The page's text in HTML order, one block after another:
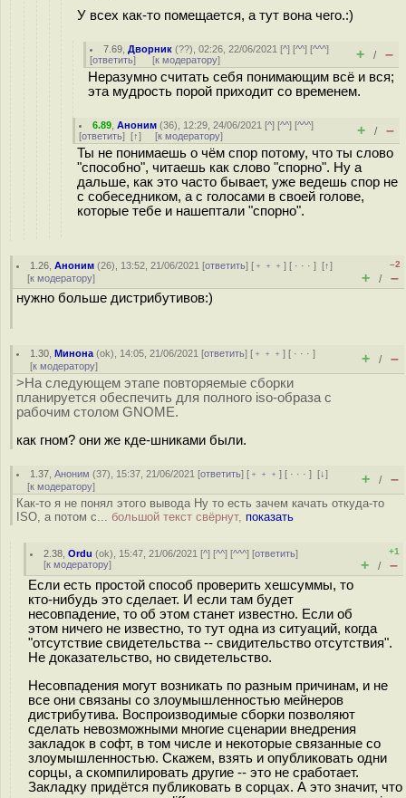
У всех как-то помещается, а тут вона чего.:)
7.69 ,Дворник (??), 02:26, 22/06/2021 [^] [^^] [^^^]
[ответить] [к модератору] + / –
Неразумно считать себя понимающим всё и вся;
эта мудрость порой приходит со временем.
6.89 ,Аноним (36), 12:29, 24/06/2021 [^] [^^] [^^^]
[ответить] [↑] [к модератору] + / –
Ты не понимаешь о чём спор потому, что ты слово
"способно", читаешь как слово "спорно". Ну а
дальше, как это часто бывает, уже ведешь спор не
с собеседником, а с голосами в своей голове,
которые тебе и нашептали "спорно".
1.26 ,Аноним (26), 13:52, 21/06/2021 [ответить] [ ﹢﹢﹢] [ · · ·][↑]
[к модератору]
–2
+ / –
нужно больше дистрибутивов:)
1.30 ,Минона (ok), 14:05, 21/06/2021 [ответить] [ ﹢﹢﹢] [ · · ·]
[к модератору] + / –
>На следующем этапе повторяемые сборки
планируется обеспечить для полного iso-образа с
рабочим столом GNOME.
как гном? они же кде-шниками были.
1.37 ,Аноним (37), 15:37, 21/06/2021 [ответить] [ ﹢﹢﹢] [ · · ·][↓]
[к модератору] + / –
Как-то я не понял этого вывода Ну то есть зачем качать откуда-то
ISO, а потом с... большой текст свёрнут, показать
2.38 ,Ordu (ok), 15:47, 21/06/2021 [^] [^^] [^^^] [ответить]
[к модератору]
+1
+ / –
Если есть простой способ проверить хешсуммы, то
кто-нибудь это сделает. И если там будет
несовпадение, то об этом станет известно. Если об
этом ничего не известно, то тут одна из ситуаций, когда
"отсутствие свидетельства -- свидительство отсутствия".
Не доказательство, но свидетельство.
Несовпадения могут возникать по разным причинам, и не
все они связаны со злоумышленностью мейнеров
дистрибутива. Воспроизводимые сборки позволяют
сделать невозможными многие сценарии внедрения
закладок в софт, в том числе и некоторые связанные со
злоумышленностью. Скажем, взять и опубликовать одни
сорцы, а скомпилировать другие -- это не сработает.
Закладку придётся публиковать в сорцах. А это значит, что